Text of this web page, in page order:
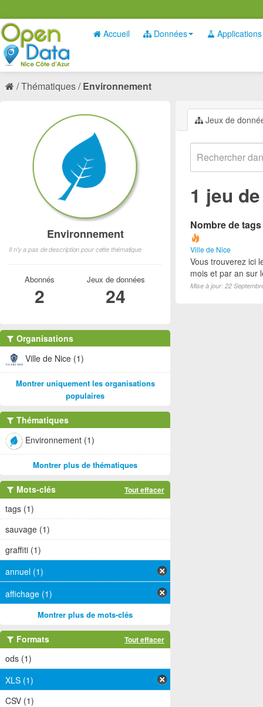
Accueil Données Applications
Thématiques Environnement
Jeux de
1 jeu
Nombre de
Ville de Nice
Vous trouverez ici
mois et par an sur
Mise à jour: 22
Environnement
Il n'y a pas de description pour cette thématique
Abonnés
2
Jeux de données
24
Organisations
Ville de Nice (1)
Montrer uniquement les organisations
populaires
Thématiques
Environnement (1)
Montrer plus de thématiques
Mots-clés Tout effacer
tags (1)
sauvage (1)
graffiti (1)
annuel (1)
affichage (1)
Montrer plus de mots-clés
Formats Tout effacer
ods (1)
XLS (1)
CSV (1)